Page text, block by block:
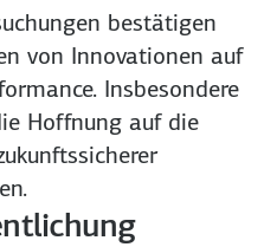
bestätigen
von Innovationen auf
Insbesondere
Hoffnung auf die